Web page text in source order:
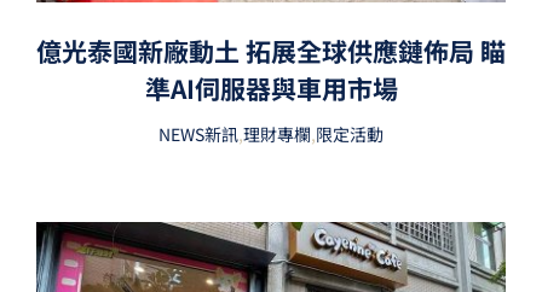
億光泰國新廠動土 拓展全球供應鏈佈局 瞄
準AI伺服器與車用市場
NEWS新訊,理財專欄,限定活動